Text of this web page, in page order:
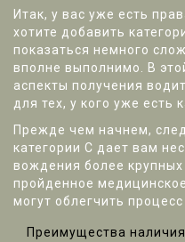
Итак, у вас уже есть
хотите добавить
показаться немного
вполне выполнимо. В
аспекты получения
для тех, у кого уже есть
Прежде чем начнем,
категории С дает вам
вождения более
пройденное
могут облегчить
Преимущества